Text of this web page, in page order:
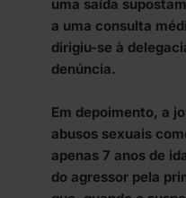
uma saída
a uma consulta
dirigiu-se à
denúncia.
Em depoimento, a
abusos sexuais
apenas 7 anos de
do agressor pela